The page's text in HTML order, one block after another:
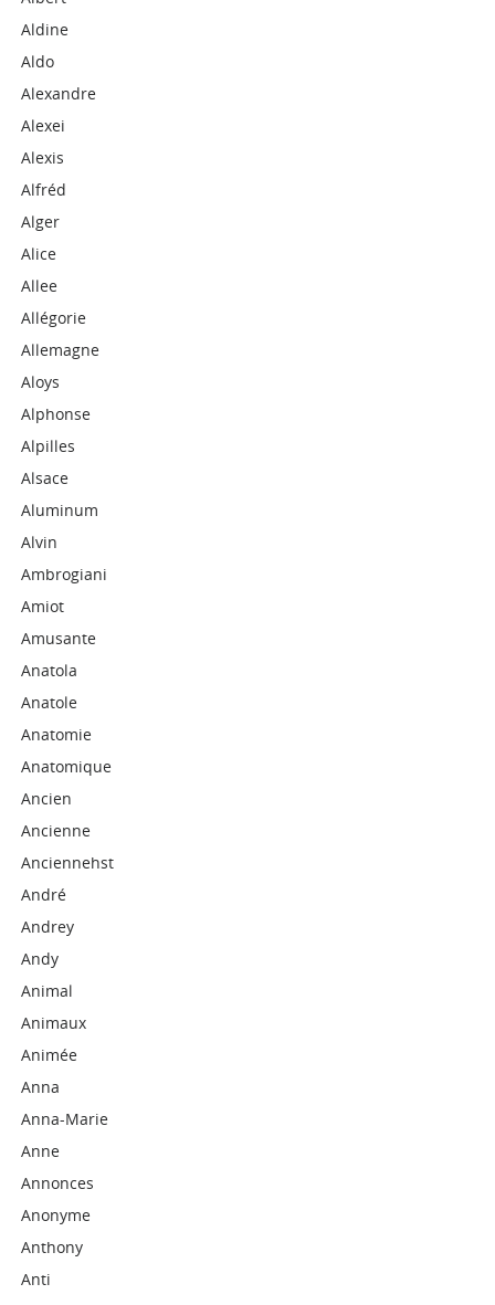
Aldine
Aldo
Alexandre
Alexei
Alexis
Alfréd
Alger
Alice
Allee
Allégorie
Allemagne
Aloys
Alphonse
Alpilles
Alsace
Aluminum
Alvin
Ambrogiani
Amiot
Amusante
Anatola
Anatole
Anatomie
Anatomique
Ancien
Ancienne
Anciennehst
André
Andrey
Andy
Animal
Animaux
Animée
Anna
Anna-Marie
Anne
Annonces
Anonyme
Anthony
Anti